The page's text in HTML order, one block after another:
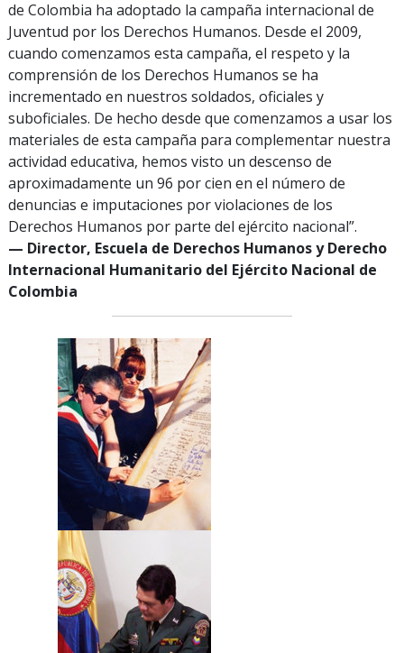
de Colombia ha adoptado la campaña internacional de
Juventud por los Derechos Humanos. Desde el 2009,
cuando comenzamos esta campaña, el respeto y la
comprensión de los Derechos Humanos se ha
incrementado en nuestros soldados, oficiales y
suboficiales. De hecho desde que comenzamos a usar los
materiales de esta campaña para complementar nuestra
actividad educativa, hemos visto un descenso de
aproximadamente un 96 por cien en el número de
denuncias e imputaciones por violaciones de los
Derechos Humanos por parte del ejército nacional”.
— Director, Escuela de Derechos Humanos y Derecho
Internacional Humanitario del Ejército Nacional de
Colombia